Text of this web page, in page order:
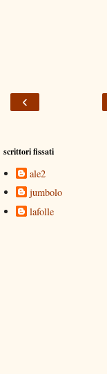
‹
scrittori fissati
ale2
jumbolo
lafolle